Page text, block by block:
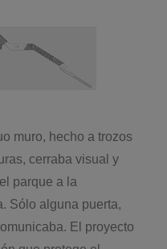
hecho a trozos
cerraba visual y
parque a la
Sólo alguna puerta,
El proyecto